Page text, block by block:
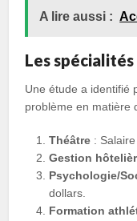
A lire aussi :
Les
Une étude a identifié
problème en matière
Théâtre :
Gestion
Psychologie/
dollars.
Formation